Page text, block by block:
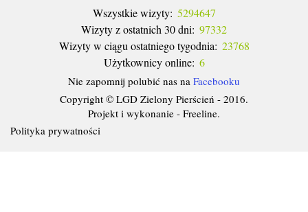
Wszystkie wizyty: 5294647
Wizyty z ostatnich 30 dni: 97332
Wizyty w ciągu ostatniego tygodnia: 23768
Użytkownicy online: 6
Nie zapomnij polubić nas na Facebooku
Copyright © LGD Zielony Pierścień - 2016.
Projekt i wykonanie - Freeline.
Polityka prywatności